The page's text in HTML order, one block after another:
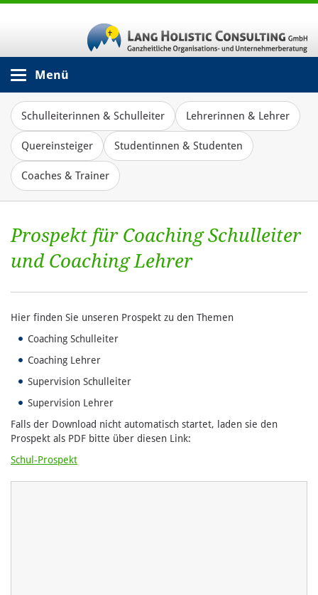
Menü
Schulleiterinnen & Schulleiter Lehrerinnen & Lehrer
Quereinsteiger Studentinnen & Studenten
Coaches & Trainer
Prospekt für Coaching Schulleiter
und Coaching Lehrer
Hier finden Sie unseren Prospekt zu den Themen
Coaching Schulleiter
Coaching Lehrer
Supervision Schulleiter
Supervision Lehrer
Falls der Download nicht automatisch startet, laden sie den
Prospekt als PDF bitte über diesen Link:
Schul-Prospekt